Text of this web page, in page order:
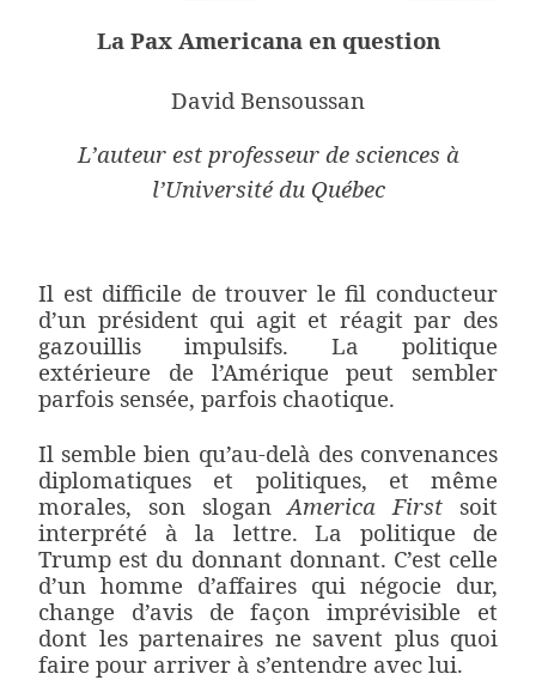
La Pax Americana en question
David Bensoussan
L’auteur est professeur de sciences à
l’Université du Québec
Il est difficile de trouver le fil conducteur
d’un président qui agit et réagit par des
gazouillis impulsifs. La politique
extérieure de l’Amérique peut sembler
parfois sensée, parfois chaotique.
Il semble bien qu’au-delà des convenances
diplomatiques et politiques, et même
morales, son sloganAmerica First soit
interprété à la lettre. La politique de
Trump est du donnant donnant. C’est celle
d’un homme d’affaires qui négocie dur,
change d’avis de façon imprévisible et
dont les partenaires ne savent plus quoi
faire pour arriver à s’entendre avec lui.